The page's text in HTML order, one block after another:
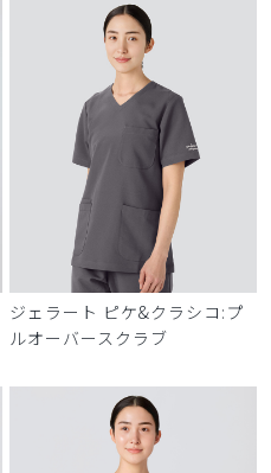
ジェラート ピケ&クラシコ:プ
ルオーバースクラブ